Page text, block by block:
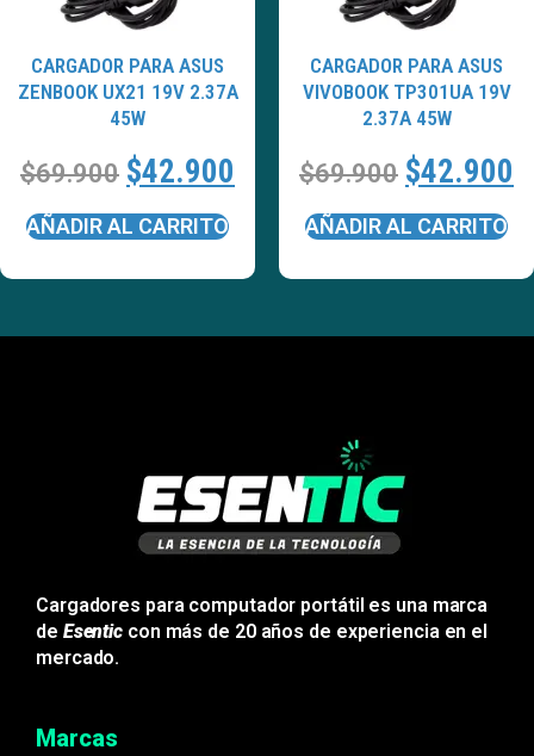
CARGADOR PARA ASUS
ZENBOOK UX21 19V 2.37A
45W
$69.900 $42.900
AÑADIR AL CARRITO
CARGADOR PARA ASUS
VIVOBOOK TP301UA 19V
2.37A 45W
$69.900 $42.900
AÑADIR AL CARRITO
Cargadores para computador portátil es una marca
de Esentic con más de 20 años de experiencia en el
mercado.
Marcas